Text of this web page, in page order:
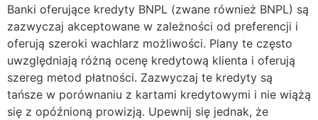
Banki oferujące kredyty BNPL (zwane również BNPL) są
zazwyczaj akceptowane w zależności od preferencji i
oferują szeroki wachlarz możliwości. Plany te często
uwzględniają różną ocenę kredytową klienta i oferują
szereg metod płatności. Zazwyczaj te kredyty są
tańsze w porównaniu z kartami kredytowymi i nie wiążą
się z opóźnioną prowizją. Upewnij się jednak, że